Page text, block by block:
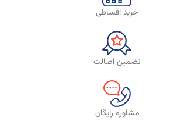
خرید اقساطی
تضمین اصالت
مشاوره رایگان